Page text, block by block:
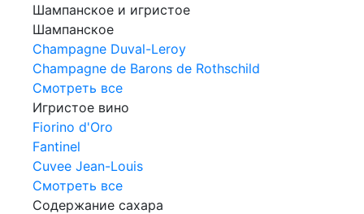
Шампанское и игристое
Шампанское
Champagne Duval-Leroy
Champagne de Barons de Rothschild
Смотреть все
Игристое вино
Fiorino d'Oro
Fantinel
Cuvee Jean-Louis
Смотреть все
Содержание сахара